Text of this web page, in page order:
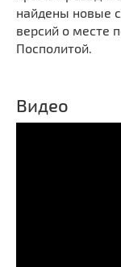
найдены новые
версий о месте
Посполитой.
Видео